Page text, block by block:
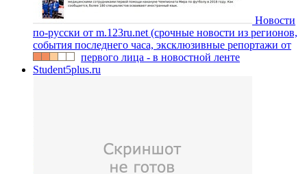
Новости
по-русски от m.123ru.net (срочные новости из регионов,
события последнего часа, эксклюзивные репортажи от
первого лица - в новостной ленте
Student5plus.ru